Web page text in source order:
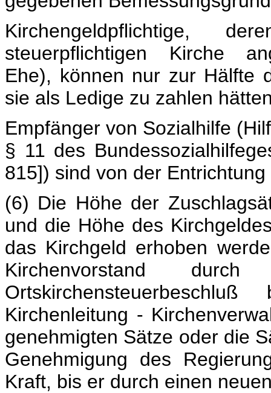
Kirchengeldpflichtige,
steuerpflichtigen Kirche
Ehe), können nur zur Hälfte
sie als Ledige zu zahlen
Empfänger von Sozialhilfe
§ 11 des
815]) sind von der
(6) Die Höhe der
und die Höhe des
das Kirchgeld erhoben
Kirchenvorstand
Kirchenleitung -
genehmigten Sätze oder die
Genehmigung des
Kraft, bis er durch einen